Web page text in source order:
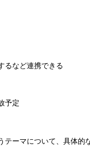
るなど連携できる
予定
ーマについて、具体的